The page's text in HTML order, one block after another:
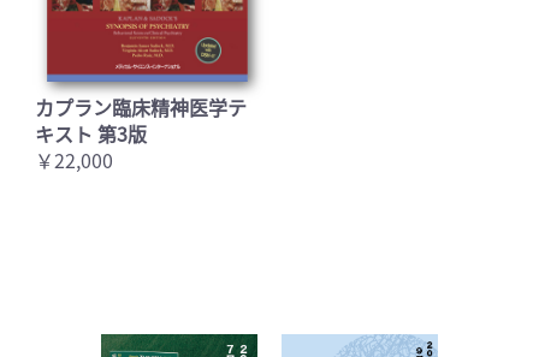
カプラン臨床精神医学テ
キスト 第3版
￥22,000